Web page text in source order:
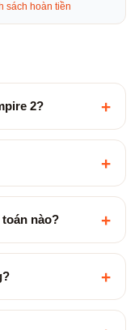
sách hoàn tiền
2? +
+
nào? +
+